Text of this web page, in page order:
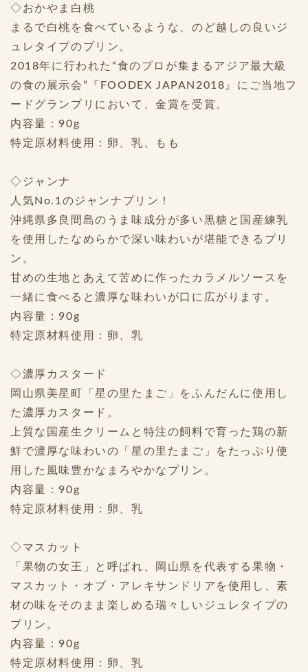
◇おかやま白桃
まるで白桃を食べているような、のど越しの良いジ
ュレタイプのプリン。
2018年に行われた“食のプロが集まるアジア最大級
の食の展示会”『FOODEX JAPAN2018』にご当地フ
ードグランプリにおいて、金賞を受賞。
内容量：90g
特定原材料使用：卵、乳、もも
◇ジャンナ
人気No.1のジャンナプリン！
沖縄県多良間島のうま味成分が多い黒糖と国産練乳
を使用したなめらかで深い味わいが堪能できるプリ
ン。
甘めの生地とあえて苦めに作ったカラメルソースを
一緒に食べると濃厚な味わいが口に広がります。
内容量：90g
特定原材料使用：卵、乳
◇濃厚カスタード
岡山県美星町「星の里たまご」をふんだんに使用し
た濃厚カスタード。
上質な国産生クリームと特注の飼料で育った鶏の新
鮮で濃厚な味わいの「星の里たまご」をたっぷり使
用した風味豊かなまろやかなプリン。
内容量：90g
特定原材料使用：卵、乳
◇マスカット
「果物の女王」と呼ばれ、岡山県を代表する果物・
マスカット・オブ・アレキサンドリアを使用し、素
材の味をそのまま楽しめる瑞々しいジュレタイプの
プリン。
内容量：90g
特定原材料使用：卵、乳